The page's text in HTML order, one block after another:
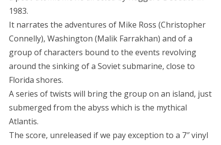
1983.
It narrates the adventures of Mike Ross (Christopher
Connelly), Washington (Malik Farrakhan) and of a
group of characters bound to the events revolving
around the sinking of a Soviet submarine, close to
Florida shores.
A series of twists will bring the group on an island, just
submerged from the abyss which is the mythical
Atlantis.
The score, unreleased if we pay exception to a 7″ vinyl